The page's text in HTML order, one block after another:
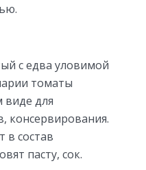
с едва уловимой
томаты
виде для
консервирования.
в состав
пасту, сок.